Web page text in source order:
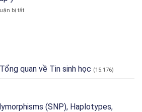
trường
với
trường:
giới
phục
bị tắtở
vi
AI
Tổng quan về Tin sinh học (15.176)
(SNP), Haplotypes,